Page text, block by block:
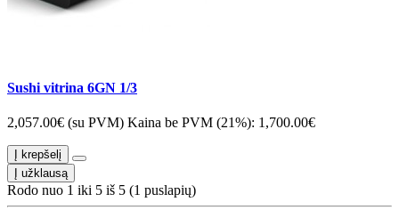
Sushi vitrina 6GN 1/3
2,057.00€ (su PVM) Kaina be PVM (21%): 1,700.00€
Į krepšelį
Į užklausą
Rodo nuo 1 iki 5 iš 5 (1 puslapių)